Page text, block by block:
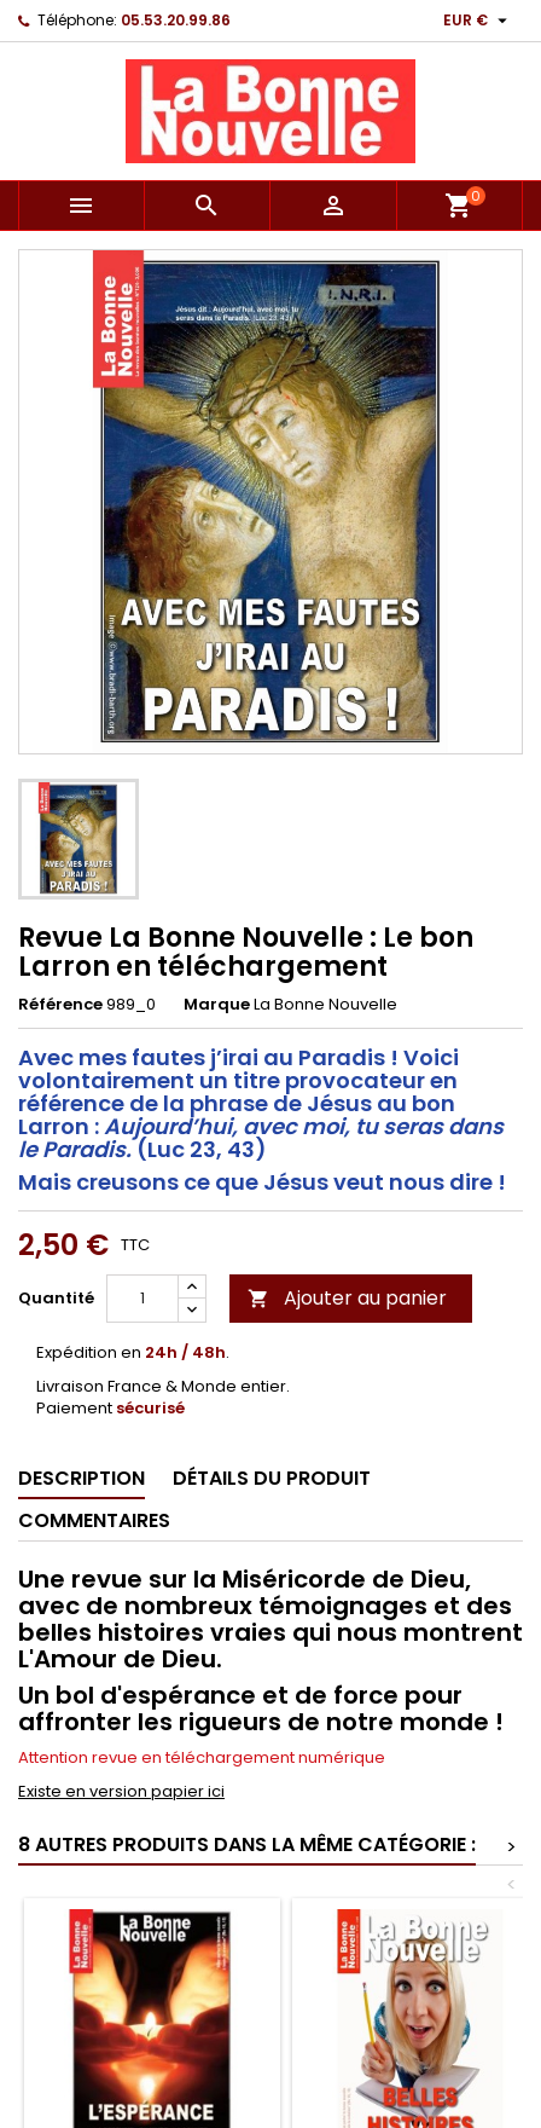
Téléphone: 05.53.20.99.86 EUR € 
   shopping_cart0
Revue La Bonne Nouvelle : Le bon
Larron en téléchargement
Référence989_0 MarqueLa Bonne Nouvelle
Avec mes fautes j’irai au Paradis ! Voici
volontairement un titre provocateur en
référence de la phrase de Jésus au bon
Larron :Aujourd’hui, avec moi, tu seras dans
le Paradis.(Luc 23, 43)
Mais creusons ce que Jésus veut nous dire !
2,50 € TTC
Quantité  Ajouter au panier
Expédition en 24h / 48h.
Livraison France & Monde entier.
Paiement sécurisé
DESCRIPTION
DÉTAILS DU PRODUIT
COMMENTAIRES
Une revue sur la Miséricorde de Dieu,
avec de nombreux témoignages et des
belles histoires vraies qui nous montrent
L'Amour de Dieu.
Un bol d'espérance et de force pour
affronter les rigueurs de notre monde !
Attention revue en téléchargement numérique
Existe en version papier ici
8 AUTRES PRODUITS DANS LA MÊME CATÉGORIE :
>
<